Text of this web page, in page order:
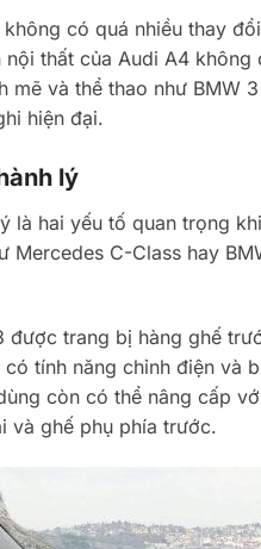
có quá nhiều thay
thất của Audi A4
mẽ và thể thao như
hiện đại.
lý
là hai yếu tố quan trọng
Mercedes C-Class hay
được trang bị hàng ghế
tính năng chỉnh điện
còn có thể nâng cấp
và ghế phụ phía trước.